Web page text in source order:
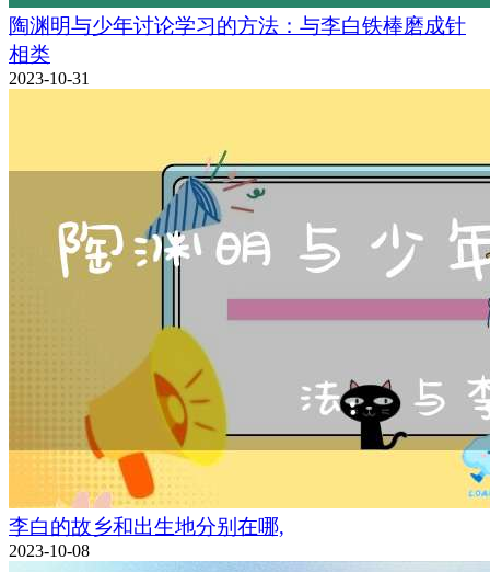
陶渊明与少年讨论学习的方法：与李白铁棒磨成针
相类
2023-10-31
李白的故乡和出生地分别在哪,
2023-10-08